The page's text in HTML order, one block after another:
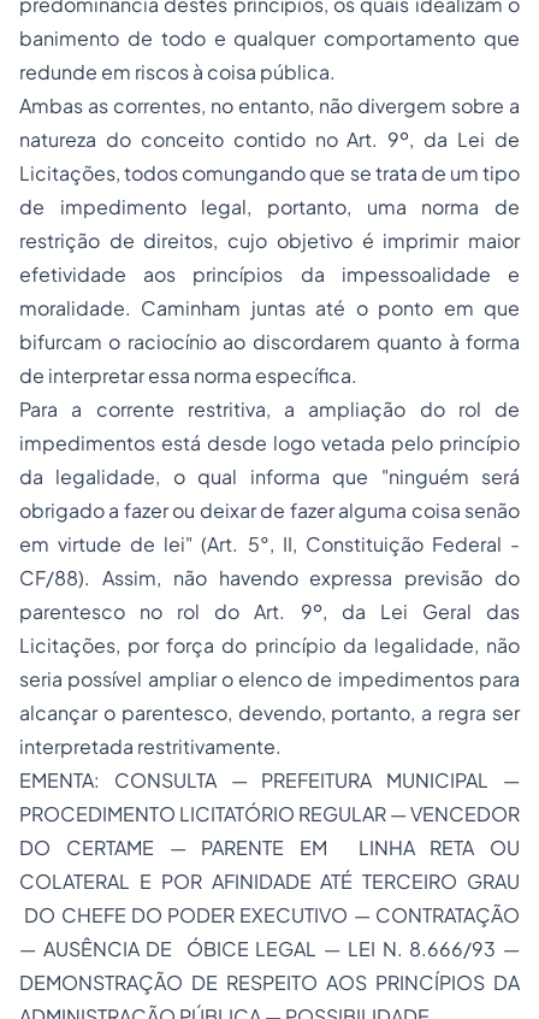
banimento de todo e qualquer comportamento que
redunde em riscos à coisa pública.
Ambas as correntes, no entanto, não divergem sobre a
natureza do conceito contido no Art. 9º, da Lei de
Licitações, todos comungando que se trata de um tipo
de impedimento legal, portanto, uma norma de
restrição de direitos, cujo objetivo é imprimir maior
efetividade aos princípios da impessoalidade e
moralidade. Caminham juntas até o ponto em que
bifurcam o raciocínio ao discordarem quanto à forma
de interpretar essa norma específica.
Para a corrente restritiva, a ampliação do rol de
impedimentos está desde logo vetada pelo princípio
da legalidade, o qual informa que "ninguém será
obrigado a fazer ou deixar de fazer alguma coisa senão
em virtude de lei" (Art. 5°, II, Constituição Federal -
CF/88). Assim, não havendo expressa previsão do
parentesco no rol do Art. 9º, da Lei Geral das
Licitações, por força do princípio da legalidade, não
seria possível ampliar o elenco de impedimentos para
alcançar o parentesco, devendo, portanto, a regra ser
interpretada restritivamente.
EMENTA: CONSULTA — PREFEITURA MUNICIPAL —
PROCEDIMENTO LICITATÓRIO REGULAR — VENCEDOR
DO CERTAME — PARENTE EM LINHA RETA OU
COLATERAL E POR AFINIDADE ATÉ TERCEIRO GRAU
DO CHEFE DO PODER EXECUTIVO — CONTRATAÇÃO
— AUSÊNCIA DE ÓBICE LEGAL — LEI N. 8.666/93 —
DEMONSTRAÇÃO DE RESPEITO AOS PRINCÍPIOS DA